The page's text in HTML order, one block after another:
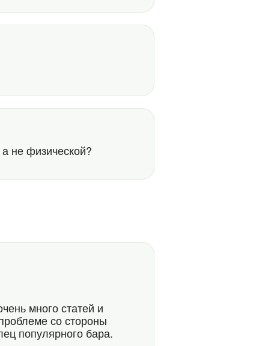
не физической?
много статей и
со стороны
популярного бара.